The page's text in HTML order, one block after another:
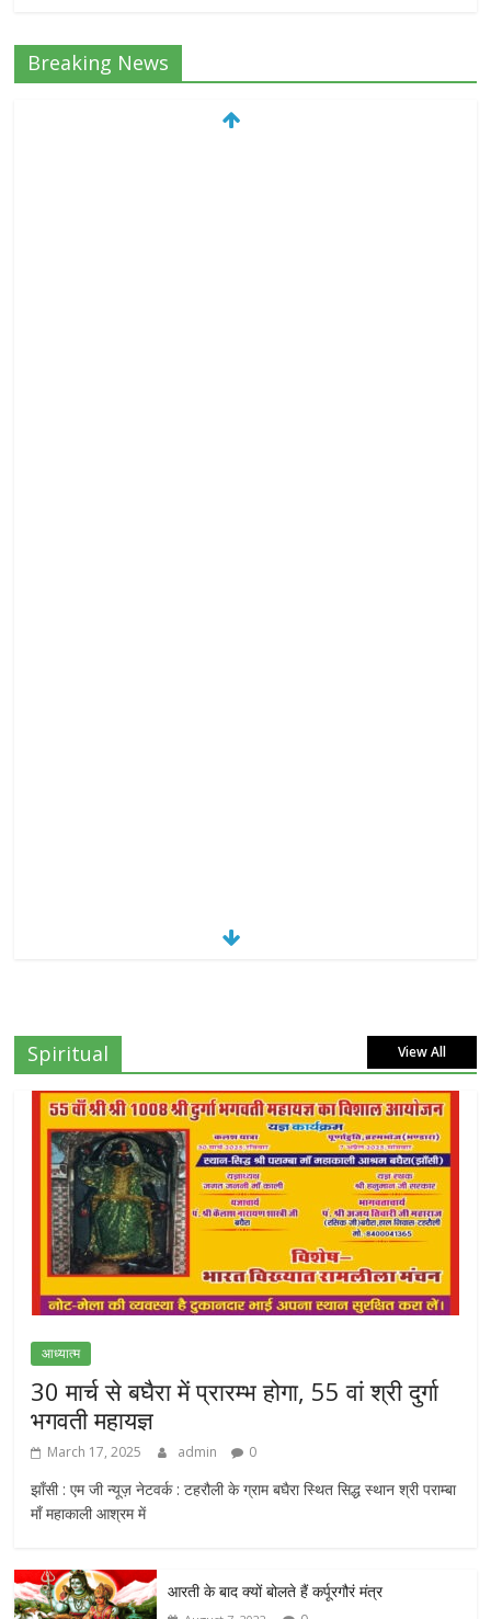
Breaking News
Spiritual View All
आध्यात्म
30 मार्च से बघैरा में प्रारम्भ होगा, 55 वां श्री दुर्गा
भगवती महायज्ञ
March 17, 2025 admin 0
झाँसी : एम जी न्यूज़ नेटवर्क : टहरौली के ग्राम बघैरा स्थित सिद्ध स्थान श्री पराम्बा
माँ महाकाली आश्रम में
आरती के बाद क्यों बोलते हैं कर्पूरगौरं मंत्र